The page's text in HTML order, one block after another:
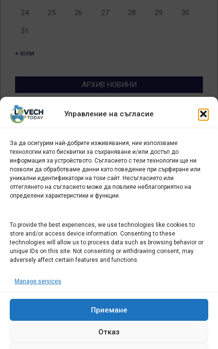
Управление на съгласие
За да осигурим най-добрите изживявания, ние използваме
технологии като бисквитки за съхраняване и/или достъп до
информация за устройството. Съгласието с тези технологии ще ни
позволи да обработваме данни като поведение при сърфиране или
уникални идентификатори на този сайт. Несъгласието или
оттеглянето на съгласието може да повлияе неблагоприятно на
определени характеристики и функции.
To provide the best experiences, we use technologies like cookies to
store and/or access device information. Consenting to these
technologies will allow us to process data such as browsing behavior or
unique IDs on this site. Not consenting or withdrawing consent, may
adversely affect certain features and functions.
Manage services
Приемане
Отказ
24 25 26 27 28 29 30
31
« юли
АРХИВ НОВИНИ
Архив
новини
БИЗНЕС
Арт галерия "Мостове" – магазин за изкуство
СЕВЕРОЗАПАДА ИНФОРМАЦИОНЕН БИЗНЕС
ТУРИСТИЧЕСКИ КЛЪСТЕР
ИНСТИТУЦИИ В ЛОВЕЧ
Административен съд Ловеч
Областна администрация Ловеч
ОДМВР Ловеч
Окръжен съд Ловеч